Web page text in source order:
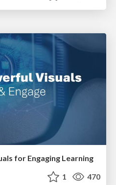
for Engaging Learning
1 470